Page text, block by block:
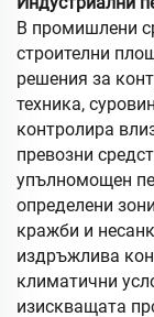
В промишлени
строителни
решения за
техника,
контролира
превозни
упълномощен
определени
кражби и
издръжлива
климатични
изискващата